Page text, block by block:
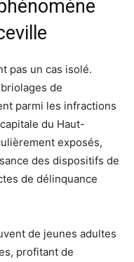
pas un cas isolé.
de
parmi les infractions
du Haut-
exposés,
des dispositifs de
de délinquance
de jeunes adultes
profitant de